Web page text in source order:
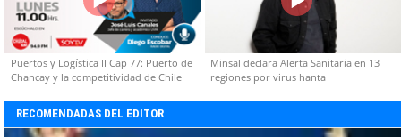
Puertos y Logística II Cap 77: Puerto de
Chancay y la competitividad de Chile
Minsal declara Alerta Sanitaria en 13
regiones por virus hanta
RECOMENDADAS DEL EDITOR